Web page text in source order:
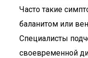
Часто такие
баланитом или
Специалисты
своевременной